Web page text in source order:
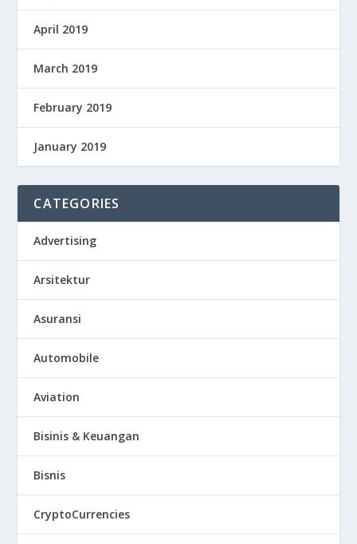
April 2019
March 2019
February 2019
January 2019
CATEGORIES
Advertising
Arsitektur
Asuransi
Automobile
Aviation
Bisinis & Keuangan
Bisnis
CryptoCurrencies